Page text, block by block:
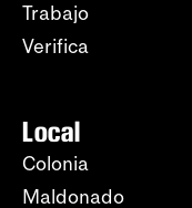
Trabajo
Verifica
Local
Colonia
Maldonado